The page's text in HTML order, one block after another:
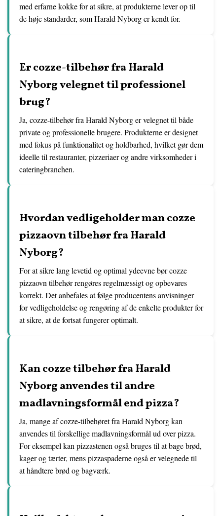
med erfarne kokke for at sikre, at produkterne lever op til
de høje standarder, som Harald Nyborg er kendt for.
Er cozze-tilbehør fra Harald
Nyborg velegnet til professionel
brug?
Ja, cozze-tilbehør fra Harald Nyborg er velegnet til både
private og professionelle brugere. Produkterne er designet
med fokus på funktionalitet og holdbarhed, hvilket gør dem
ideelle til restauranter, pizzeriaer og andre virksomheder i
cateringbranchen.
Hvordan vedligeholder man cozze
pizzaovn tilbehør fra Harald
Nyborg?
For at sikre lang levetid og optimal ydeevne bør cozze
pizzaovn tilbehør rengøres regelmæssigt og opbevares
korrekt. Det anbefales at følge producentens anvisninger
for vedligeholdelse og rengøring af de enkelte produkter for
at sikre, at de fortsat fungerer optimalt.
Kan cozze tilbehør fra Harald
Nyborg anvendes til andre
madlavningsformål end pizza?
Ja, mange af cozze-tilbehøret fra Harald Nyborg kan
anvendes til forskellige madlavningsformål ud over pizza.
For eksempel kan pizzastenen også bruges til at bage brød,
kager og tærter, mens pizzaspaderne også er velegnede til
at håndtere brød og bagværk.